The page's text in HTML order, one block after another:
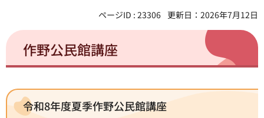
ページID : 23306 更新日：2026年7月12日
作野公民館講座
令和8年度夏季作野公民館講座